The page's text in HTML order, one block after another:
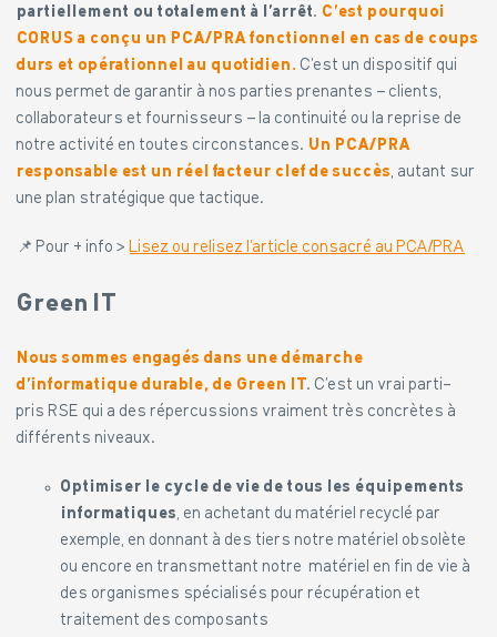
partiellement ou totalement à l’arrêt. C’est pourquoi
CORUS a conçu un PCA/PRA fonctionnel en cas de coups
durs et opérationnel au quotidien. C’est un dispositif qui
nous permet de garantir à nos parties prenantes – clients,
collaborateurs et fournisseurs – la continuité ou la reprise de
notre activité en toutes circonstances. Un PCA/PRA
responsable est un réel facteur clef de succès, autant sur
une plan stratégique que tactique.
📌 Pour + info > Lisez ou relisez l’article consacré au PCA/PRA
Green IT
Nous sommes engagés dans une démarche
d’informatique durable, de Green IT. C’est un vrai parti-
pris RSE qui a des répercussions vraiment très concrètes à
différents niveaux.
Optimiser le cycle de vie de tous les équipements
informatiques, en achetant du matériel recyclé par
exemple, en donnant à des tiers notre matériel obsolète
ou encore en transmettant notre matériel en fin de vie à
des organismes spécialisés pour récupération et
traitement des composants